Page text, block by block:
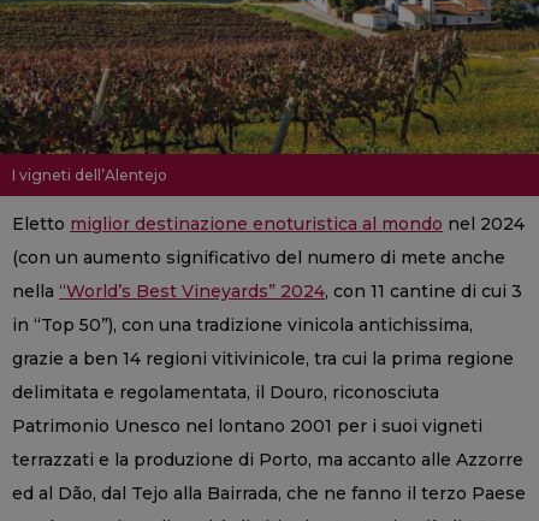
I vigneti dell’Alentejo
Eletto miglior destinazione enoturistica al mondo nel 2024
(con un aumento significativo del numero di mete anche
nella “World’s Best Vineyards” 2024, con 11 cantine di cui 3
in “Top 50”), con una tradizione vinicola antichissima,
grazie a ben 14 regioni vitivinicole, tra cui la prima regione
delimitata e regolamentata, il Douro, riconosciuta
Patrimonio Unesco nel lontano 2001 per i suoi vigneti
terrazzati e la produzione di Porto, ma accanto alle Azzorre
ed al Dão, dal Tejo alla Bairrada, che ne fanno il terzo Paese